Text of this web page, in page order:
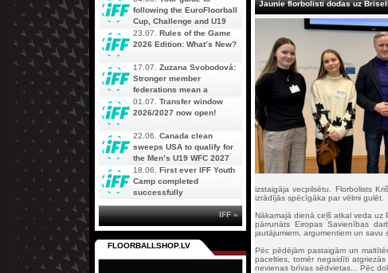
Jaunie florbolisti dodas uz
izstaigāja vecpilsētu. Florbolists
izrādījās spēcīgāka par vēlmi gulēt.
Nākamajā dienā ceļš atkal veda uz
pārrunāts Eiropas Savienības
jautājumiem, argumentiem un savu
Pēc pēdējām pastaigām un
pacelties, tomēr negaidīti
nevienas brīvas sēdvietas... Pēc
following the EuroFloorball
Cup, Challenge and U19
AOFC Qualifiers
simultaneously
23.07. Rules of the Game
2026 Edition: What’s New?
17.07. Zuzana Svobodová:
Stronger member
federations mean a
stronger future for floorball
01.07. Transfer window
2026/2027 now open!
22.06. Canada clean
sweeps USA to qualify for
the Men’s U19 WFC 2027
18.06. First ever IFF Youth
Camp completed
successfully
IFF »
FLOORBALLSHOP.LV